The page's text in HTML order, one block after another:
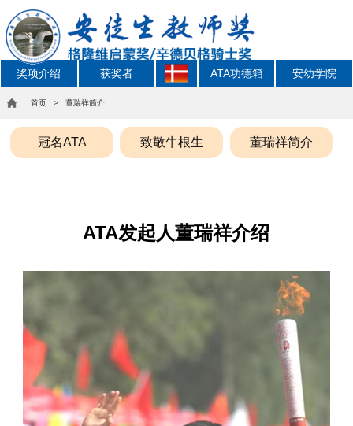
奖项介绍 获奖者 ATA功德箱 安幼学院
首页> 董瑞祥简介
冠名ATA 致敬牛根生 董瑞祥简介
ATA发起人董瑞祥介绍